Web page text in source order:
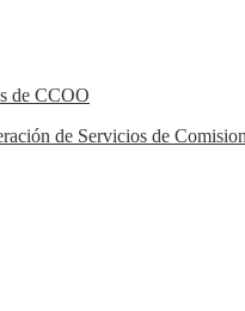
de CCOO
de Servicios de